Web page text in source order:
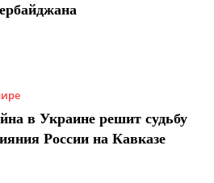
в Украине решит судьбу
России на Кавказе